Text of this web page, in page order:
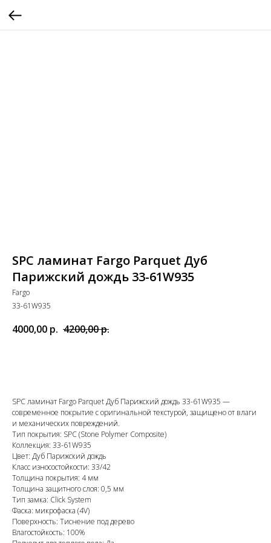
SPC ламинат Fargo Parquet Дуб
Парижский дождь 33-61W935
Fargo
33-61W935
4000,00 р. 4200,00р.
SPC ламинат Fargo Parquet Дуб Парижский дождь 33-61W935 —
современное покрытие с оригинальной текстурой, защищено от влаги
и механических повреждений.
Тип покрытия: SPC (Stone Polymer Composite)
Коллекция: 33-61W935
Цвет: Дуб Парижский дождь
Класс износостойкости: 33/42
Толщина покрытия: 4 мм
Толщина защитного слоя: 0,5 мм
Тип замка: Click System
Фаска: микрофаска (4V)
Поверхность: Тиснение под дерево
Влагостойкость: 100%